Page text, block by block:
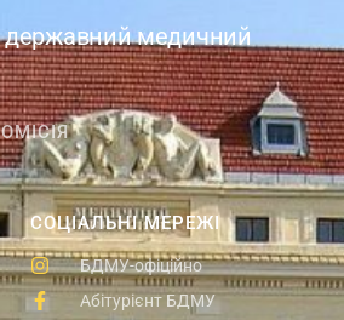
СОЦІАЛЬНІ МЕРЕЖІ
БДМУ-офіційно
Абітурієнт БДМУ
державний медичний